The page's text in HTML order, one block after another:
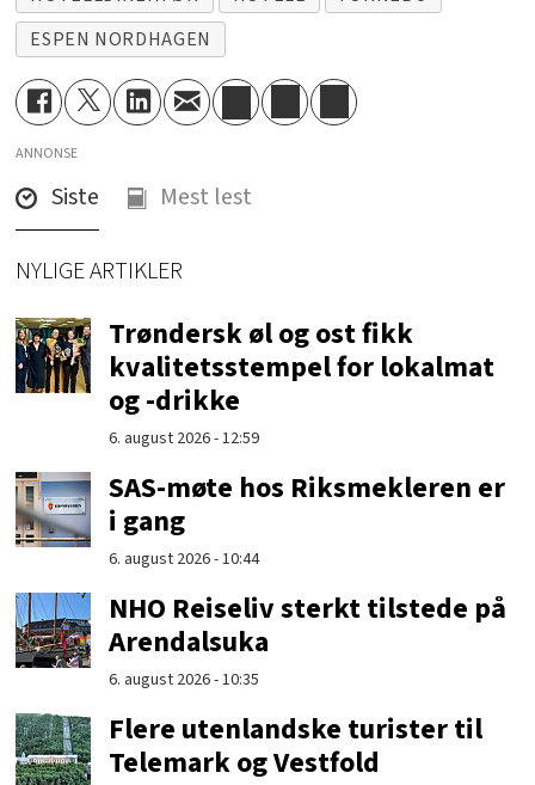
ESPEN NORDHAGEN
ANNONSE
Siste Mest lest
NYLIGE ARTIKLER
Trøndersk øl og ost fikk
kvalitetsstempel for lokalmat
og -drikke
6. august 2026 - 12:59
SAS-møte hos Riksmekleren er
i gang
6. august 2026 - 10:44
NHO Reiseliv sterkt tilstede på
Arendalsuka
6. august 2026 - 10:35
Flere utenlandske turister til
Telemark og Vestfold